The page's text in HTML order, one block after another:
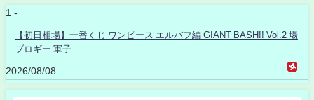
1 -
【初日相場】一番くじ ワンピース エルバフ編 GIANT BASH!! Vol.2 場
ブロギー 軍子
2026/08/08